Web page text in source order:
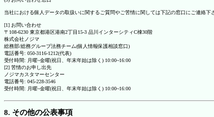
当社における個人データの取扱いに関するご質問やご苦情に関しては下記の窓口にご連絡下
[1] お問い合わせ
〒108-6230 東京都港区港南2丁目15-3 品川インターシティC棟30階
株式会社ノジマ
総務部/総務グループ法務チーム(個人情報保護相談窓口)
電話番号: 050-3116-1212(代表)
受付時間: 月曜~金曜(祝日、年末年始は除く) 10:00~16:00
[2] 苦情のお申し出先
ノジマカスタマーセンター
電話番号: 045-228-3546
受付時間: 月曜~金曜(祝日、年末年始は除く) 10:00~16:00
8. その他の公表事項